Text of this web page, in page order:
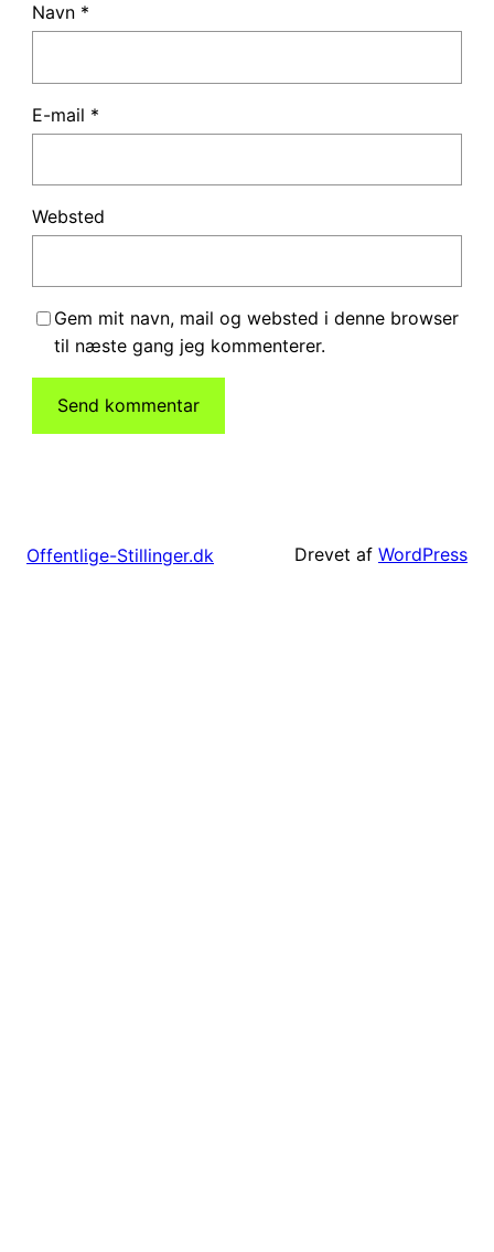
Navn *
E-mail *
Websted
Gem mit navn, mail og websted i denne browser
til næste gang jeg kommenterer.
Offentlige-Stillinger.dk Drevet af WordPress